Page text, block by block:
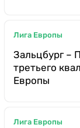
Лига Европы
Зальцбург –
третьего
Европы
Лига Европы